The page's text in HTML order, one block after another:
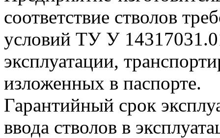
соответствие стволов
условий ТУ У
эксплуатации,
изложенных в паспорте.
Гарантийный срок
ввода стволов в